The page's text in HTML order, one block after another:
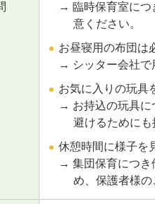
→ 臨時保育室につ
意ください。
お昼寝用の布団は
→ シッター会社で
お気に入りの玩具
→ お持込の玩具に
避けるためにも
休憩時間に様子を
→ 集団保育につき
め、保護者様の